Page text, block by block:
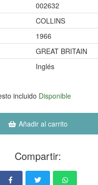
002632
COLLINS
1966
GREAT BRITAIN
Inglés
incluido Disponible
Añadir al carrito
Compartir: